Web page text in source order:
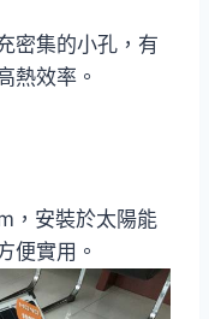
密集的小孔，有
熱效率。
，安裝於太陽能
便實用。